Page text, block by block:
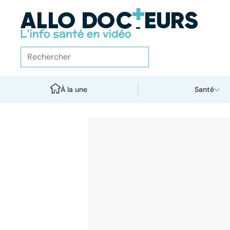
À la une Santé